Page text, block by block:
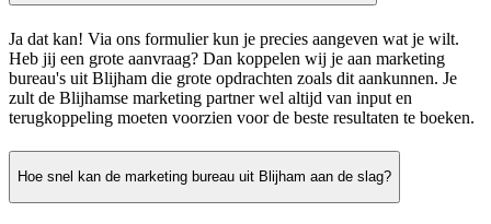
Ja dat kan! Via ons formulier kun je precies aangeven wat je wilt.
Heb jij een grote aanvraag? Dan koppelen wij je aan marketing
bureau's uit Blijham die grote opdrachten zoals dit aankunnen. Je
zult de Blijhamse marketing partner wel altijd van input en
terugkoppeling moeten voorzien voor de beste resultaten te boeken.
Hoe snel kan de marketing bureau uit Blijham aan de slag?